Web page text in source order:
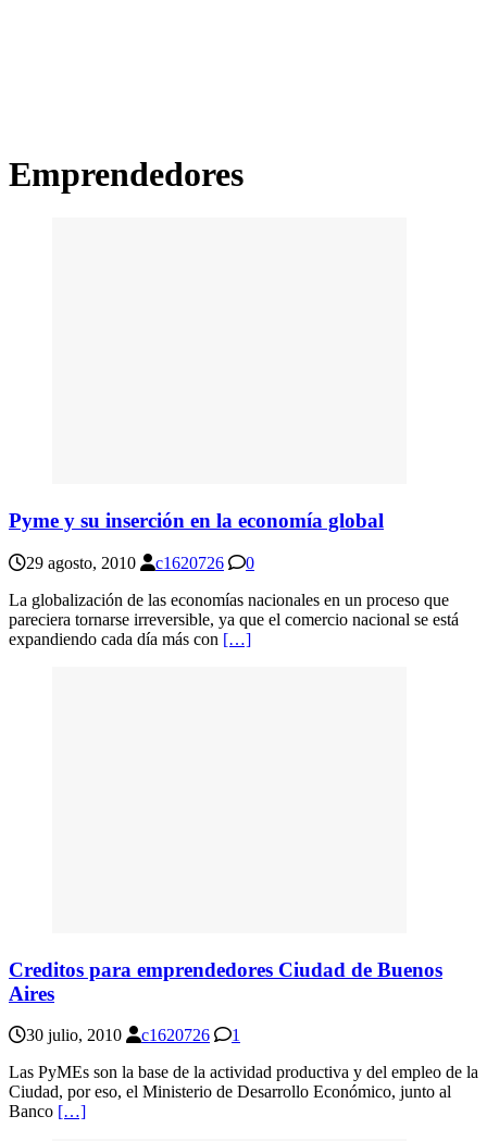
Emprendedores
Pyme y su inserción en la economía global
29 agosto, 2010 c1620726
0
La globalización de las economías nacionales en un proceso que
pareciera tornarse irreversible, ya que el comercio nacional se está
expandiendo cada día más con […]
Creditos para emprendedores Ciudad de Buenos
Aires
30 julio, 2010 c1620726
1
Las PyMEs son la base de la actividad productiva y del empleo de la
Ciudad, por eso, el Ministerio de Desarrollo Económico, junto al
Banco […]